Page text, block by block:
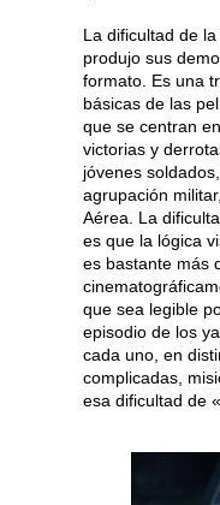
La dificultad de
produjo sus
formato. Es una
básicas de las
que se centran
victorias y
jóvenes
agrupación
Aérea. La
es que la lógica
es bastante más
que sea legible
episodio de los
cada uno, en
complicadas,
esa dificultad de